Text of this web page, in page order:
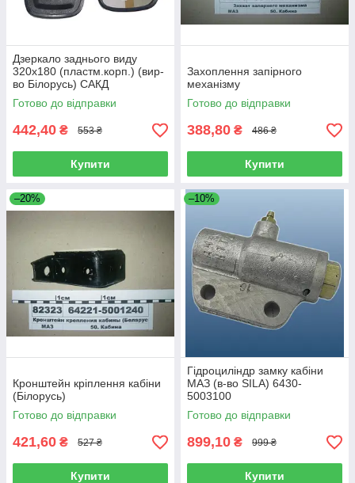
Дзеркало заднього виду
320х180 (пластм.корп.) (вир-
во Білорусь) САКД
458201.007
Готово до відправки
442,40 ₴ 553 ₴
Купити
Захоплення запірного
механізму
Готово до відправки
388,80 ₴ 486 ₴
Купити
–20%
Кронштейн кріплення кабіни
(Білорусь)
Готово до відправки
421,60 ₴ 527 ₴
Купити
–10%
Гідроциліндр замку кабіни
МАЗ (в-во SILA) 6430-
5003100
Готово до відправки
899,10 ₴ 999 ₴
Купити